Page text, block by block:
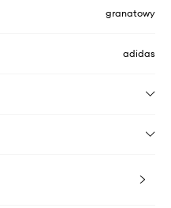
granatowy
adidas